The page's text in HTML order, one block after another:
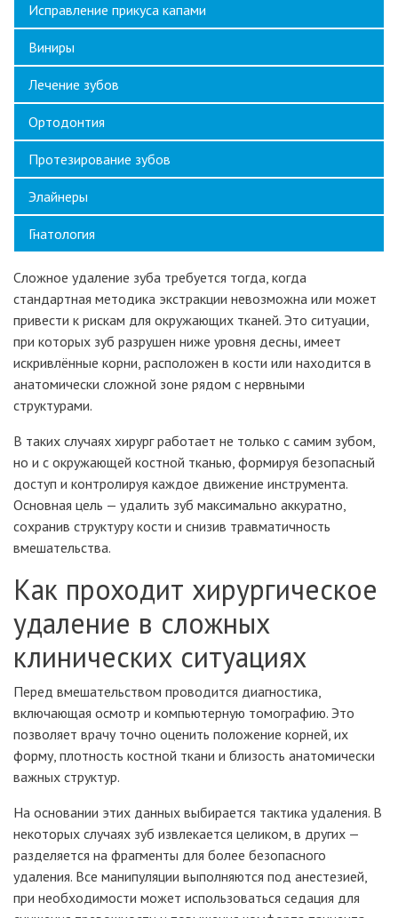
Исправление прикуса капами
Виниры
Лечение зубов
Ортодонтия
Протезирование зубов
Элайнеры
Гнатология
Сложное удаление зуба требуется тогда, когда
стандартная методика экстракции невозможна или может
привести к рискам для окружающих тканей. Это ситуации,
при которых зуб разрушен ниже уровня десны, имеет
искривлённые корни, расположен в кости или находится в
анатомически сложной зоне рядом с нервными
структурами.
В таких случаях хирург работает не только с самим зубом,
но и с окружающей костной тканью, формируя безопасный
доступ и контролируя каждое движение инструмента.
Основная цель — удалить зуб максимально аккуратно,
сохранив структуру кости и снизив травматичность
вмешательства.
Как проходит хирургическое
удаление в сложных
клинических ситуациях
Перед вмешательством проводится диагностика,
включающая осмотр и компьютерную томографию. Это
позволяет врачу точно оценить положение корней, их
форму, плотность костной ткани и близость анатомически
важных структур.
На основании этих данных выбирается тактика удаления. В
некоторых случаях зуб извлекается целиком, в других —
разделяется на фрагменты для более безопасного
удаления. Все манипуляции выполняются под анестезией,
при необходимости может использоваться седация для